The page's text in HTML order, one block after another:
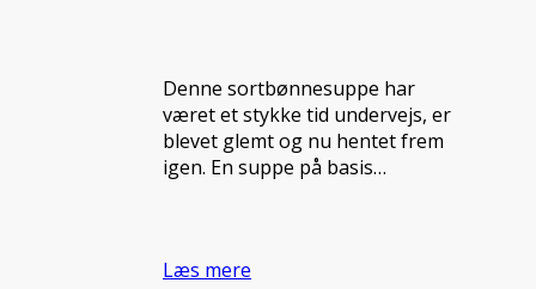
Denne sortbønnesuppe har
været et stykke tid undervejs, er
blevet glemt og nu hentet frem
igen. En suppe på basis…
Læs mere